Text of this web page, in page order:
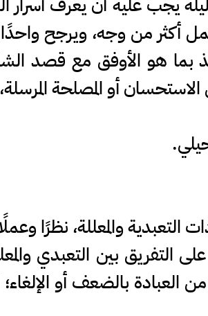
أكثر من وجه، ويرجح
بما هو الأوفق مع قصد
أو المصلحة
والمعللة، نظرًا
التفريق بين التعبدي
بالضعف أو الإلغاء؛